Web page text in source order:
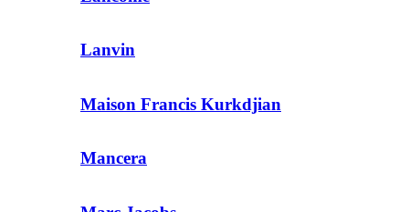
Lanvin
Maison Francis Kurkdjian
Mancera